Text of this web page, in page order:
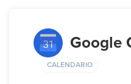
Google
CALENDARIO